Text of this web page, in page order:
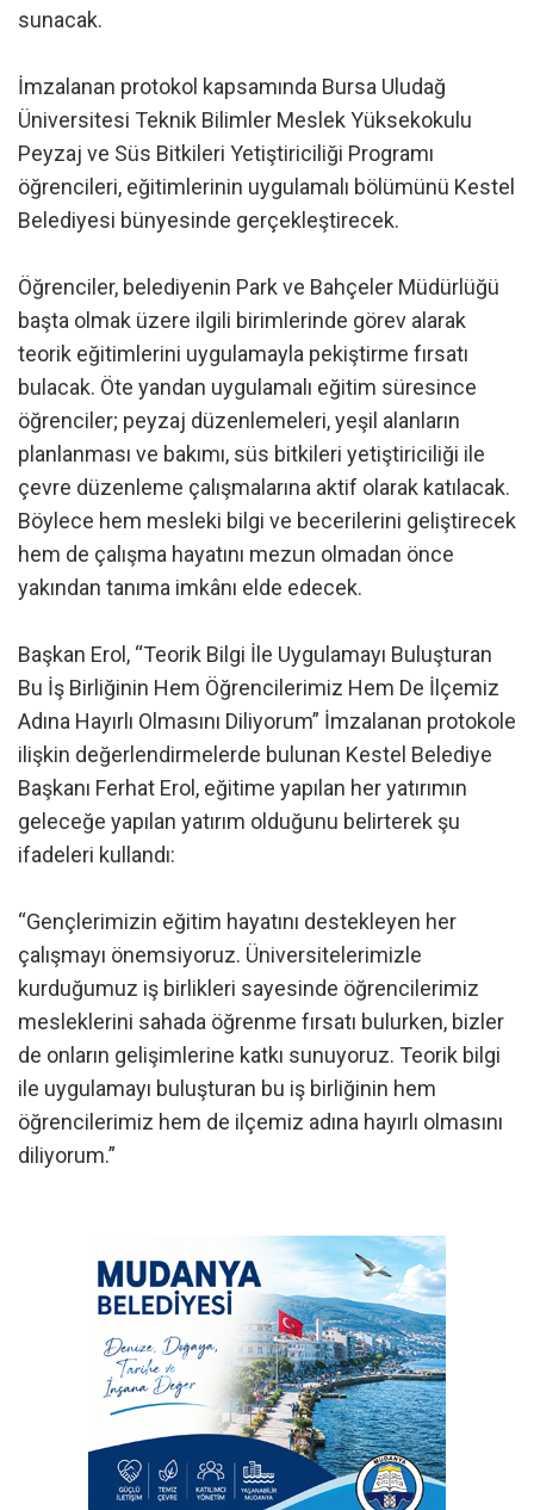
sunacak.
İmzalanan protokol kapsamında Bursa Uludağ
Üniversitesi Teknik Bilimler Meslek Yüksekokulu
Peyzaj ve Süs Bitkileri Yetiştiriciliği Programı
öğrencileri, eğitimlerinin uygulamalı bölümünü Kestel
Belediyesi bünyesinde gerçekleştirecek.
Öğrenciler, belediyenin Park ve Bahçeler Müdürlüğü
başta olmak üzere ilgili birimlerinde görev alarak
teorik eğitimlerini uygulamayla pekiştirme fırsatı
bulacak. Öte yandan uygulamalı eğitim süresince
öğrenciler; peyzaj düzenlemeleri, yeşil alanların
planlanması ve bakımı, süs bitkileri yetiştiriciliği ile
çevre düzenleme çalışmalarına aktif olarak katılacak.
Böylece hem mesleki bilgi ve becerilerini geliştirecek
hem de çalışma hayatını mezun olmadan önce
yakından tanıma imkânı elde edecek.
Başkan Erol, “Teorik Bilgi İle Uygulamayı Buluşturan
Bu İş Birliğinin Hem Öğrencilerimiz Hem De İlçemiz
Adına Hayırlı Olmasını Diliyorum” İmzalanan protokole
ilişkin değerlendirmelerde bulunan Kestel Belediye
Başkanı Ferhat Erol, eğitime yapılan her yatırımın
geleceğe yapılan yatırım olduğunu belirterek şu
ifadeleri kullandı:
“Gençlerimizin eğitim hayatını destekleyen her
çalışmayı önemsiyoruz. Üniversitelerimizle
kurduğumuz iş birlikleri sayesinde öğrencilerimiz
mesleklerini sahada öğrenme fırsatı bulurken, bizler
de onların gelişimlerine katkı sunuyoruz. Teorik bilgi
ile uygulamayı buluşturan bu iş birliğinin hem
öğrencilerimiz hem de ilçemiz adına hayırlı olmasını
diliyorum.”